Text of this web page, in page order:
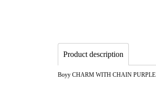
Product description
Boyy CHARM WITH CHAIN PURPLE